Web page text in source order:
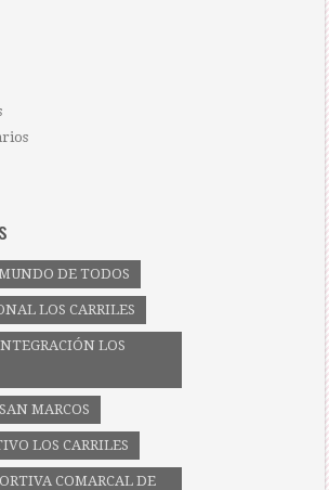
DE TODOS
LOS CARRILES
LOS
MARCOS
LOS CARRILES
COMARCAL DE